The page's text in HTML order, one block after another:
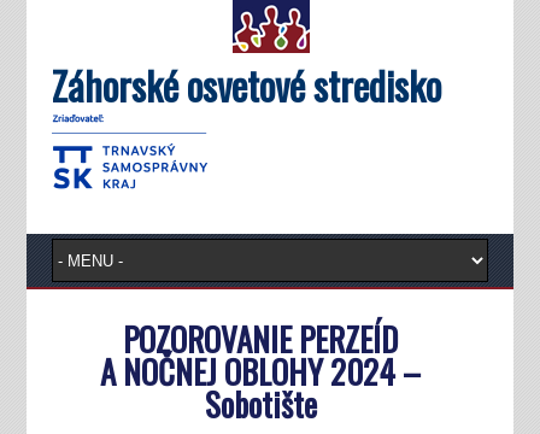
Záhorské osvetové stredisko
POZOROVANIE PERZEÍD
A NOČNEJ OBLOHY 2024 –
Sobotište